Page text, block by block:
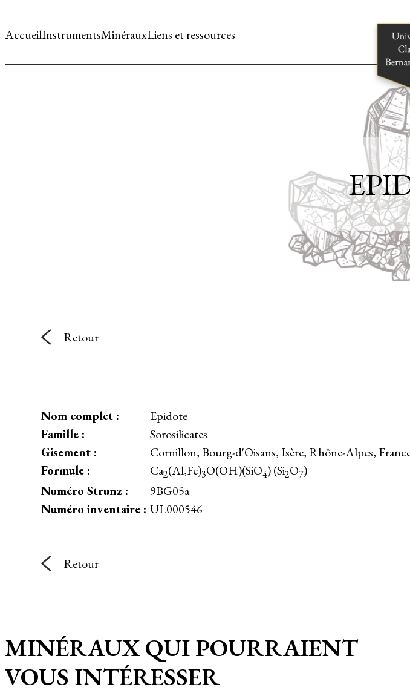
AccueilInstrumentsMinérauxLiens et ressources
Retour
Nom complet :
Epidote
Famille :
Sorosilicates
Gisement :
Cornillon, Bourg-d'Oisans, Isère, Rhône-Alpes,
Formule :
Ca2(Al,Fe)3O(OH)(SiO4) (Si2O7)
Numéro Strunz :
9BG05a
Numéro inventaire : UL000546
Retour
MINÉRAUX QUI POURRAIENT
VOUS INTÉRESSER